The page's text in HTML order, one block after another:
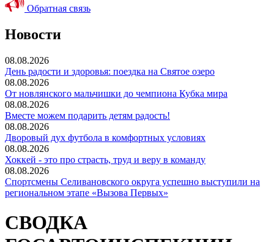
Обратная связь
Новости
08.08.2026
День радости и здоровья: поездка на Святое озеро
08.08.2026
От новлянского мальчишки до чемпиона Кубка мира
08.08.2026
Вместе можем подарить детям радость!
08.08.2026
Дворовый дух футбола в комфортных условиях
08.08.2026
Хоккей - это про страсть, труд и веру в команду
08.08.2026
Спортсмены Селивановского округа успешно выступили на
региональном этапе «Вызова Первых»
СВОДКА